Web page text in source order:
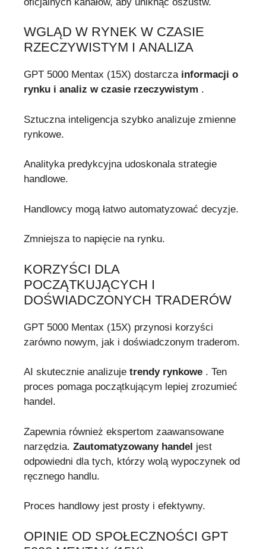
WGLĄD W RYNEK W CZASIE
RZECZYWISTYM I ANALIZA
GPT 5000 Mentax (15X) dostarcza informacji o
rynku i analiz w czasie rzeczywistym .
Sztuczna inteligencja szybko analizuje zmienne
rynkowe.
Analityka predykcyjna udoskonala strategie
handlowe.
Handlowcy mogą łatwo automatyzować decyzje.
Zmniejsza to napięcie na rynku.
KORZYŚCI DLA
POCZĄTKUJĄCYCH I
DOŚWIADCZONYCH TRADERÓW
GPT 5000 Mentax (15X) przynosi korzyści
zarówno nowym, jak i doświadczonym traderom.
AI skutecznie analizuje trendy rynkowe . Ten
proces pomaga początkującym lepiej zrozumieć
handel.
Zapewnia również ekspertom zaawansowane
narzędzia. Zautomatyzowany handel jest
odpowiedni dla tych, którzy wolą wypoczynek od
ręcznego handlu.
Proces handlowy jest prosty i efektywny.
OPINIE OD SPOŁECZNOŚCI GPT